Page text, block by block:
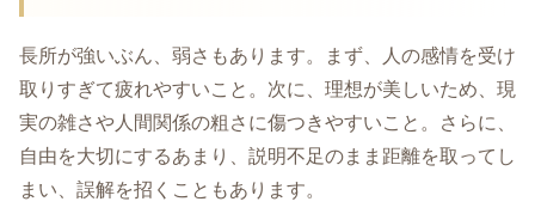
長所が強いぶん、弱さもあります。まず、人の感情を受け
取りすぎて疲れやすいこと。次に、理想が美しいため、現
実の雑さや人間関係の粗さに傷つきやすいこと。さらに、
自由を大切にするあまり、説明不足のまま距離を取ってし
まい、誤解を招くこともあります。